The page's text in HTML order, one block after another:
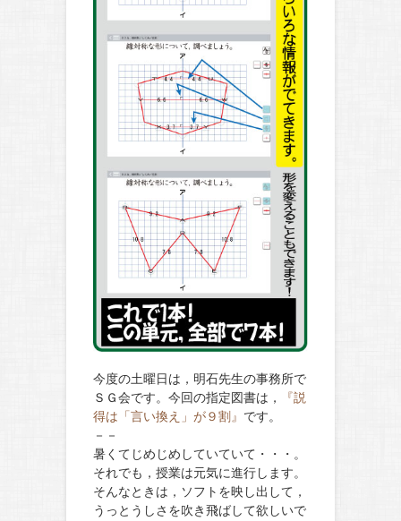
今度の土曜日は，明石先生の事務所で
ＳＧ会です。今回の指定図書は，
『説
得は「言い換え」が９割』 です。
－－
暑くてじめじめしていていて・・・。
それでも，授業は元気に進行します。
そんなときは，ソフトを映し出して，
うっとうしさを吹き飛ばして欲しいで